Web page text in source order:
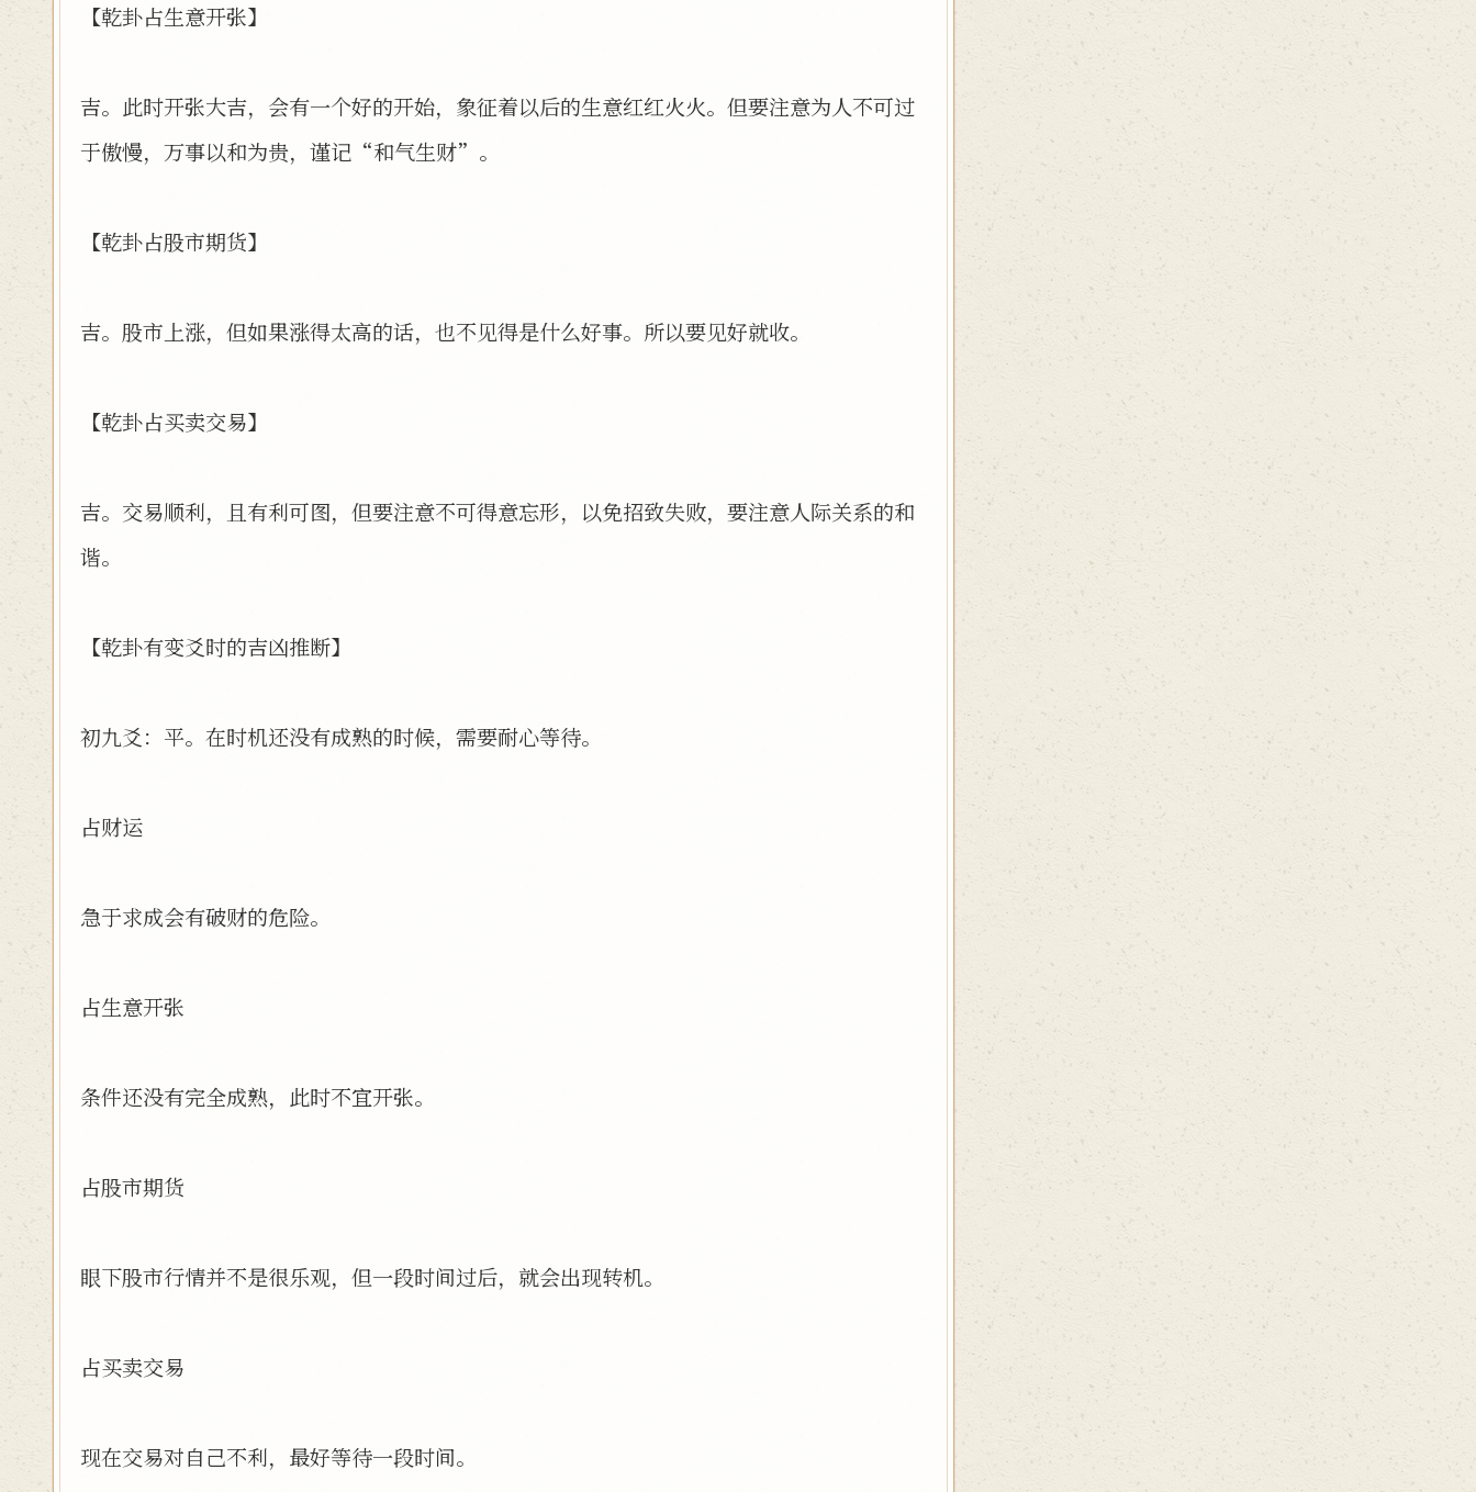
【乾卦占生意开张】
吉。此时开张大吉，会有一个好的开始，象征着以后的生意红红火火。但要注意为人不可过
于傲慢，万事以和为贵，谨记“和气生财”。
【乾卦占股市期货】
吉。股市上涨，但如果涨得太高的话，也不见得是什么好事。所以要见好就收。
【乾卦占买卖交易】
吉。交易顺利，且有利可图，但要注意不可得意忘形，以免招致失败，要注意人际关系的和
谐。
【乾卦有变爻时的吉凶推断】
初九爻：平。在时机还没有成熟的时候，需要耐心等待。
占财运
急于求成会有破财的危险。
占生意开张
条件还没有完全成熟，此时不宜开张。
占股市期货
眼下股市行情并不是很乐观，但一段时间过后，就会出现转机。
占买卖交易
现在交易对自己不利，最好等待一段时间。